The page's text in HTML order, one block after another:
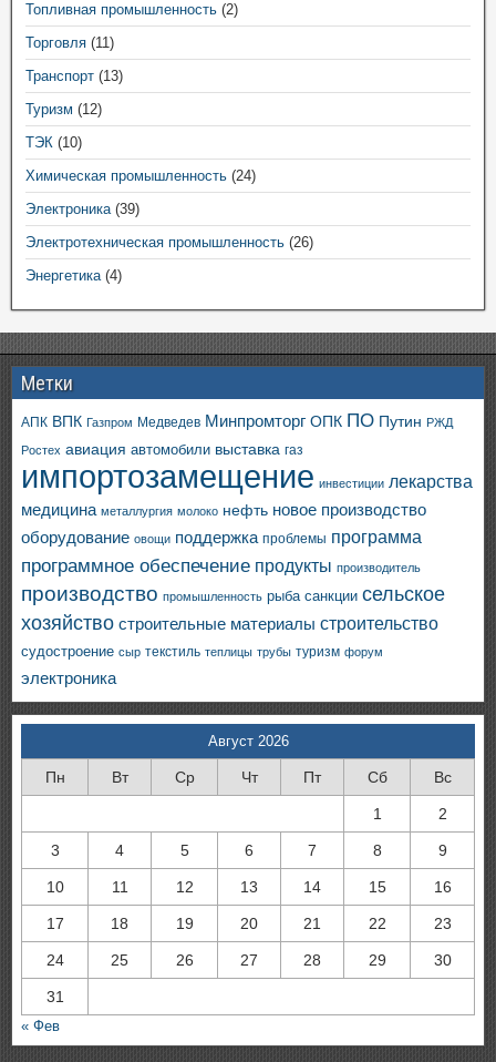
Топливная промышленность (2)
Торговля (11)
Транспорт (13)
Туризм (12)
ТЭК (10)
Химическая промышленность (24)
Электроника(39)
Электротехническая промышленность (26)
Энергетика(4)
Метки
АПК ВПК Газпром Медведев Минпромторг ОПК ПО Путин РЖД
Ростех авиация автомобили выставка газ
импортозамещение инвестиции лекарства
медицина металлургия молоко нефть новое производство
оборудование овощи поддержка проблемы программа
программное обеспечение продукты производитель
производство промышленность рыба санкции сельское
хозяйство строительные материалы строительство
судостроение сыр текстиль теплицы трубы туризм форум
электроника
Август 2026
Пн Вт Ср Чт Пт Сб Вс
1 2
3 4 5 6 7 8 9
10 11 12 13 14 15 16
17 18 19 20 21 22 23
24 25 26 27 28 29 30
31
« Фев